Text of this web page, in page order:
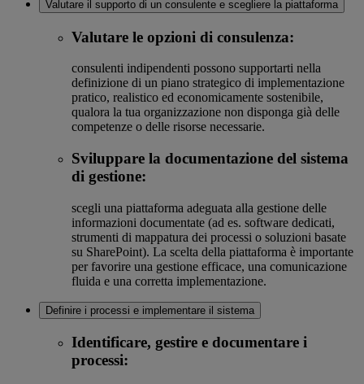
Valutare il supporto di un consulente e scegliere la piattaforma
Valutare le opzioni di consulenza:
consulenti indipendenti possono supportarti nella
definizione di un piano strategico di implementazione
pratico, realistico ed economicamente sostenibile,
qualora la tua organizzazione non disponga già delle
competenze o delle risorse necessarie.
Sviluppare la documentazione del sistema
di gestione:
scegli una piattaforma adeguata alla gestione delle
informazioni documentate (ad es. software dedicati,
strumenti di mappatura dei processi o soluzioni basate
su SharePoint). La scelta della piattaforma è importante
per favorire una gestione efficace, una comunicazione
fluida e una corretta implementazione.
Definire i processi e implementare il sistema
Identificare, gestire e documentare i
processi: